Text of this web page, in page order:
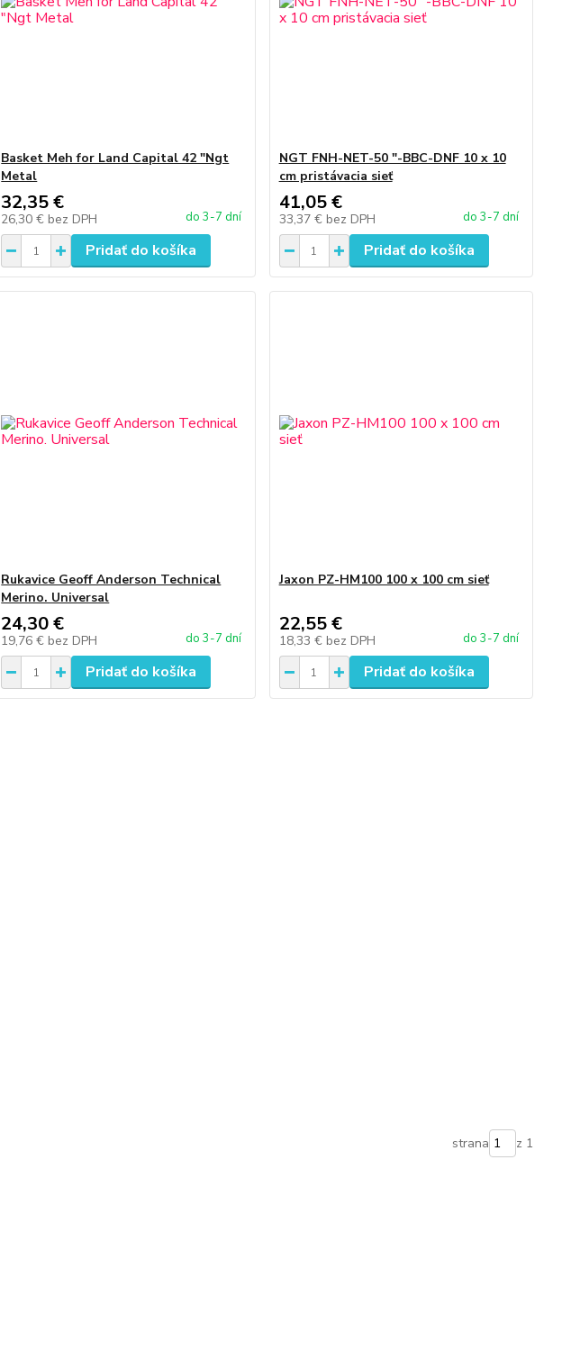
Basket Meh for Land Capital 42 "Ngt
Metal
32,35 €
26,30 € bez DPH do 3-7 dní
Pridať do košíka
NGT FNH-NET-50 "-BBC-DNF 10 x 10
cm pristávacia sieť
41,05 €
33,37 € bez DPH do 3-7 dní
Pridať do košíka
Rukavice Geoff Anderson Technical
Merino. Universal
24,30 €
19,76 € bez DPH do 3-7 dní
Pridať do košíka
Jaxon PZ-HM100 100 x 100 cm sieť
22,55 €
18,33 € bez DPH do 3-7 dní
Pridať do košíka
strana z 1